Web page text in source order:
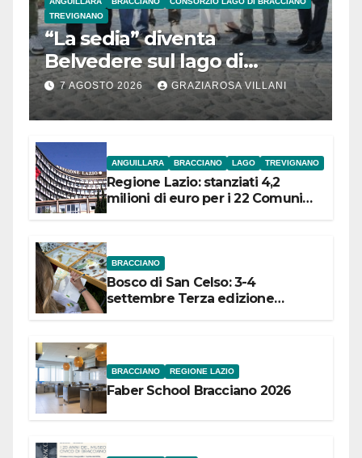
TREVIGNANO
“La sedia” diventa
Belvedere sul lago di
Bracciano: ieri
l’inaugurazione
7 AGOSTO 2026 GRAZIAROSA VILLANI
ANGUILLARA BRACCIANO LAGO TREVIGNANO
Regione Lazio: stanziati 4,2
milioni di euro per i 22 Comuni
BRACCIANO
Bosco di San Celso: 3-4
settembre Terza edizione
BRACCIANO REGIONE LAZIO
Faber School Bracciano 2026